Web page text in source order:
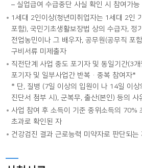
실업급여 수급중단 사실 확인 시 참여가능
1세대 2인이상(청년미취업자는 1세대 2인
포함), 국민기초생활보장법 상의 수급자, 정
전업농민이나 그 배우자, 공무원(공무직 포
구비서류 미제출자
직전단계 사업 중도 포기자 및 동일기간(3
포기자 및 일부사업간 반복·중복 참여자*
* 단, 질병 (7일 이상의 입원이 나 14일 이
진단서 첨부 시), 군복무, 출산(본인) 등의 사
사업 참여 후 소득이 기준 중위소득의 70%
초과로 확인된 자
건강검진 결과 근로능력 미약자로 판단되는